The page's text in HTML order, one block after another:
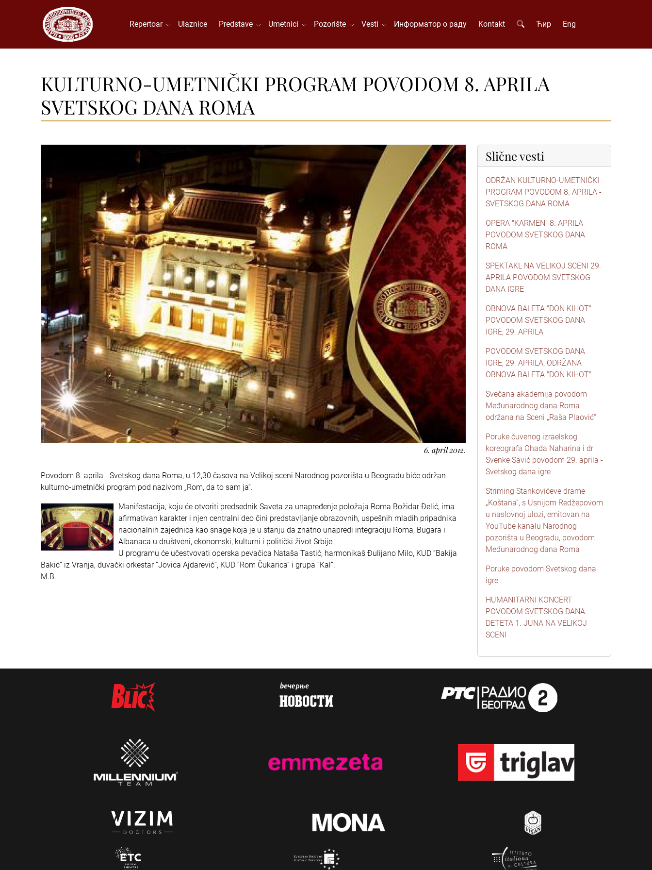
Repertoar Ulaznice Predstave Umetnici Pozorište Vesti Информатор о раду Kontakt Ћир Eng
KULTURNO-UMETNIČKI PROGRAM POVODOM 8. APRILA
SVETSKOG DANA ROMA
6. april 2012.
Povodom 8. aprila - Svetskog dana Roma, u 12,30 časova na Velikoj sceni Narodnog pozorišta u Beogradu biće održan
kulturno-umetnički program pod nazivom „Rom, da to sam ja“.
Manifestacija, koju će otvoriti predsednik Saveta za unapređenje položaja Roma Božidar Đelić, ima
afirmativan karakter i njen centralni deo čini predstavljanje obrazovnih, uspešnih mladih pripadnika
nacionalnih zajednica kao snage koja je u stanju da znatno unapredi integraciju Roma, Bugara i
Albanaca u društveni, ekonomski, kulturni i politički život Srbije.
U programu će učestvovati operska pevačica Nataša Tastić, harmonikaš Đulijano Milo, KUD “Bakija
Bakić” iz Vranja, duvački orkestar “Jovica Ajdarević”, KUD “Rom Čukarica” i grupa “Kal”.
M.B.
Slične vesti
ODRŽAN KULTURNO-UMETNIČKI
PROGRAM POVODOM 8. APRILA -
SVETSKOG DANA ROMA
OPERA "KARMEN" 8. APRILA
POVODOM SVETSKOG DANA
ROMA
SPEKTAKL NA VELIKOJ SCENI 29.
APRILA POVODOM SVETSKOG
DANA IGRE
OBNOVA BALETA "DON KIHOT"
POVODOM SVETSKOG DANA
IGRE, 29. APRILA
POVODOM SVETSKOG DANA
IGRE, 29. APRILA, ODRŽANA
OBNOVA BALETA "DON KIHOT"
Svečana akademija povodom
Međunarodnog dana Roma
održana na Sceni „Raša Plaović“
Poruke čuvenog izraelskog
koreografa Ohada Naharina i dr
Svenke Savić povodom 29. aprila -
Svetskog dana igre
Striming Stankovićeve drame
„Koštana”, s Usnijom Redžepovom
u naslovnoj ulozi, emitovan na
YouTube kanalu Narodnog
pozorišta u Beogradu, povodom
Međunarodnog dana Roma
Poruke povodom Svetskog dana
igre
HUMANITARNI KONCERT
POVODOM SVETSKOG DANA
DETETA 1. JUNA NA VELIKOJ
SCENI